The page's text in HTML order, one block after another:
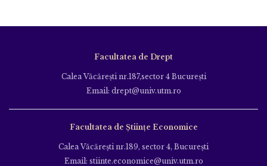
Facultatea de Drept
Calea Văcăreşti nr.187,sector 4 Bucureşti
Email: drept@univ.utm.ro
Facultatea de Științe Economice
Calea Văcăreşti nr.189, sector 4, Bucureşti
Email: stiinte.economice@univ.utm.ro